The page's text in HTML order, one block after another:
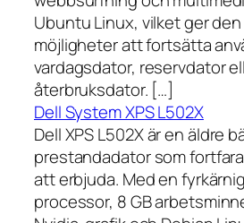
Ubuntu Linux, vilket ger
möjligheter att fortsätta
vardagsdator, reservdator
återbruksdator. […]
Dell System XPS L502X
Dell XPS L502X är en äldre
prestandadator som
att erbjuda. Med en
processor, 8 GB